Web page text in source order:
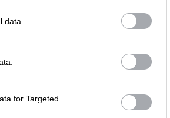
data.
for Targeted
αυχένα. Με την
Επαναλαμβάνω